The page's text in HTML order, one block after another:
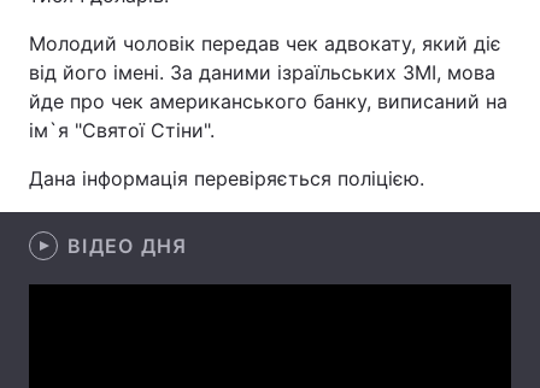
Молодий чоловік передав чек адвокату, який діє
від його імені. За даними ізраїльських ЗМІ, мова
йде про чек американського банку, виписаний на
ім`я "Святої Стіни".
Дана інформація перевіряється поліцією.
ВІДЕО ДНЯ